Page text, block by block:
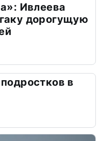
Ивлеева
дорогущую
в